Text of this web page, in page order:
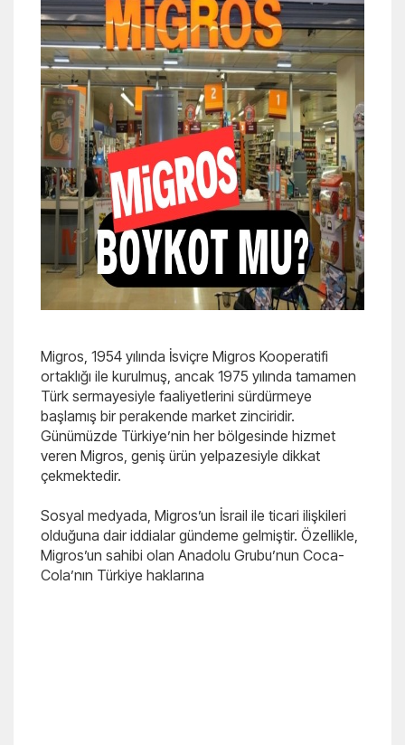
Migros, 1954 yılında İsviçre Migros Kooperatifi
ortaklığı ile kurulmuş, ancak 1975 yılında tamamen
Türk sermayesiyle faaliyetlerini sürdürmeye
başlamış bir perakende market zinciridir.
Günümüzde Türkiye’nin her bölgesinde hizmet
veren Migros, geniş ürün yelpazesiyle dikkat
çekmektedir.
Sosyal medyada, Migros’un İsrail ile ticari ilişkileri
olduğuna dair iddialar gündeme gelmiştir. Özellikle,
Migros’un sahibi olan Anadolu Grubu’nun Coca-
Cola’nın Türkiye haklarına